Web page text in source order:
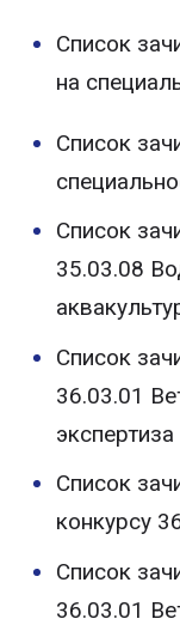
Список
на
Список
Список
35.03.08
Список
36.03.01
экспертиза
Список
конкурсу
Список
36.03.01